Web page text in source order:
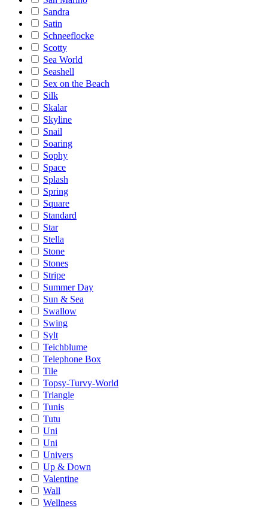
Sandra
Satin
Schneeflocke
Scotty
Sea World
Seashell
Sex on the Beach
Silk
Skalar
Skyline
Snail
Soaring
Sophy
Space
Splash
Spring
Square
Standard
Star
Stella
Stone
Stones
Stripe
Summer Day
Sun & Sea
Swallow
Swing
Sylt
Teichblume
Telephone Box
Tile
Topsy-Turvy-World
Triangle
Tunis
Tutu
Uni
Uni
Univers
Up & Down
Valentine
Wall
Wellness